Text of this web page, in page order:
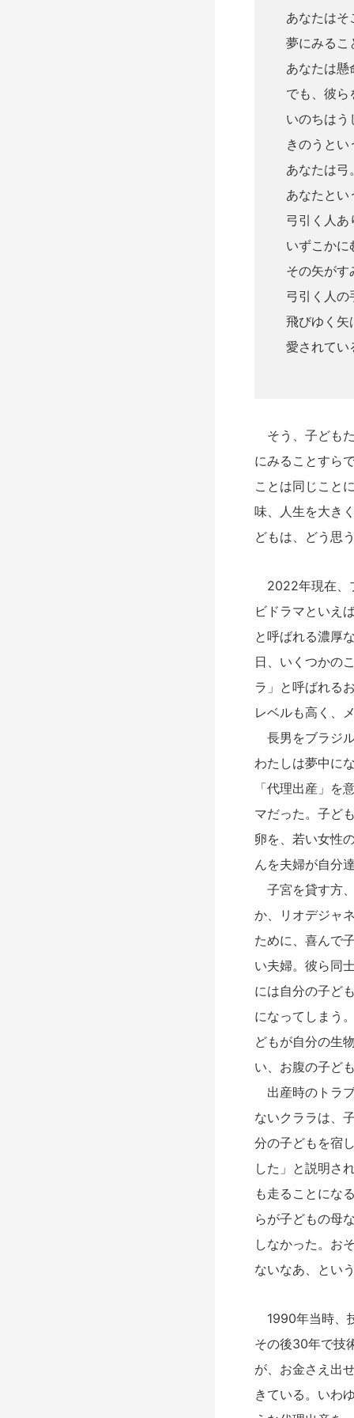
あなたはそ
夢にみるこ
あなたは懸
でも、彼ら
いのちはう
きのうと
あなたは弓
あなたとい
弓引く人あ
いずこかに
その矢がす
弓引く人の
飛びゆく矢
愛されてい
そう、子ども
にみることすら
ことは同じこと
味、人生を大き
どもは、どう思
2022年現在、
ビドラマといえ
と呼ばれる濃厚
日、いくつかの
ラ」と呼ばれる
レベルも高く、
長男をブラジ
わたしは夢中に
「代理出産」を
マだった。子ど
卵を、若い女性
んを夫婦が自分
子宮を貸す方
か、リオデジャ
ために、喜んで
い夫婦。彼ら同
には自分の子ど
になってしまう
どもが自分の生
い、お腹の子ど
出産時のトラ
ないクララは、
分の子どもを宿
した」と説明さ
も走ることにな
らが子どもの母
しなかった。お
ないなあ、とい
1990年当時、
その後30年で技
が、お金さえ出
きている。いわ